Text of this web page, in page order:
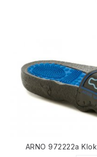
ARNO 972222a